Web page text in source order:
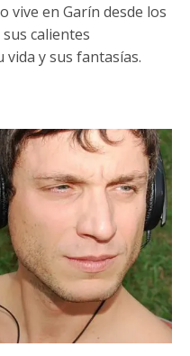
vive en Garín desde los
calientes
y sus fantasías.